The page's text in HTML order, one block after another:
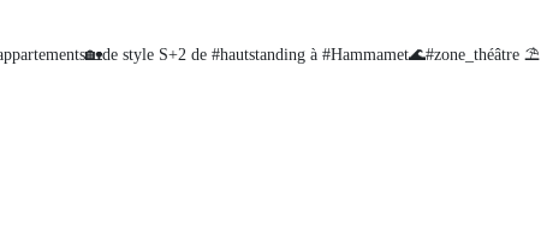
style S+2 de #hautstanding à #Hammamet🌊#zone_théâtre ⛱